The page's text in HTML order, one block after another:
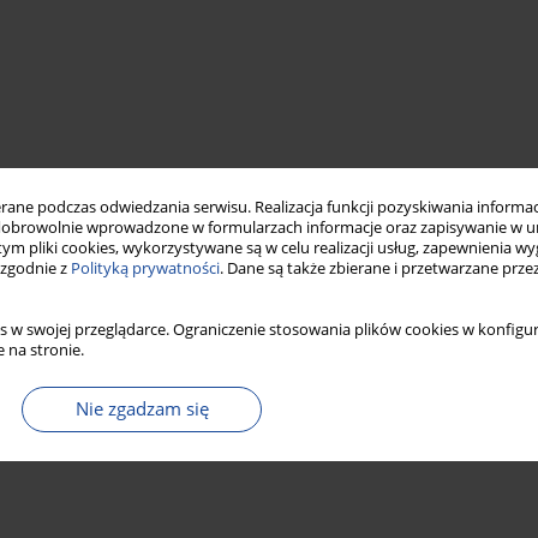
podczas odwiedzania serwisu. Realizacja funkcji pozyskiwania
wprowadzone w formularzach informacje oraz zapisywanie w
pliki cookies, wykorzystywane są w celu realizacji usług, zapewnienia
z Polityką prywatności. Dane są także zbierane i przetwarzane
w swojej przeglądarce. Ograniczenie stosowania plików cookies w
na stronie.
Nie zgadzam się
State Sanitary Inspection public health